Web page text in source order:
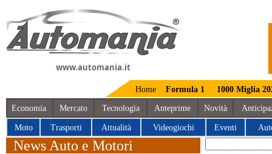
www.automania.it
Home Formula 1 1000 Miglia
Economia Mercato Tecnologia Anteprime Novità
Moto Trasporti Attualità Videogiochi Eventi
News Auto e Motori